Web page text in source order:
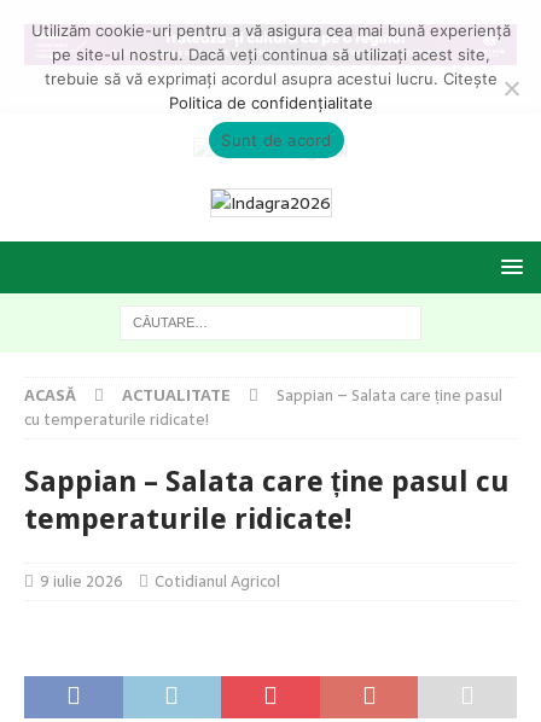
ACASĂ ACTUALITATE
Sappian – Salata care ține pasul
cu temperaturile ridicate!
Sappian – Salata care ține pasul cu
temperaturile ridicate!
9 iulie 2026 Cotidianul Agricol
Utilizăm cookie-uri pentru a vă asigura cea mai bună experiență
pe site-ul nostru. Dacă veți continua să utilizați acest site,
trebuie să vă exprimați acordul asupra acestui lucru. Citește
Politica de confidențialitate
Sunt de acord